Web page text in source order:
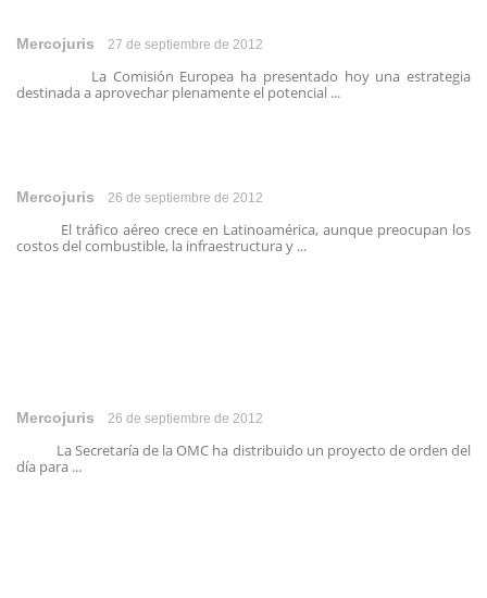
Mercojuris 27 de septiembre de 2012
La Comisión Europea ha presentado hoy una estrategia
destinada a aprovechar plenamente el potencial ...
Mercojuris 26 de septiembre de 2012
El tráfico aéreo crece en Latinoamérica, aunque preocupan los
costos del combustible, la infraestructura y ...
Mercojuris 26 de septiembre de 2012
La Secretaría de la OMC ha distribuido un proyecto de orden del
día para ...